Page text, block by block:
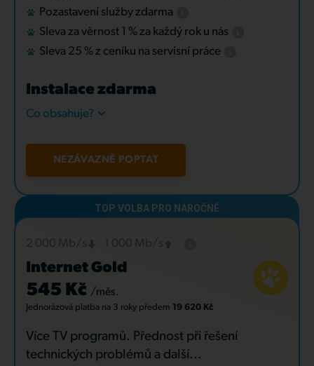
Pozastavení služby zdarma
Sleva za věrnost 1 % za každý rok u nás
Sleva 25 % z ceníku na servisní práce
Instalace zdarma
Co obsahuje?
NEZÁVAZNĚ POPTAT
Internet Gold
545 Kč /měs.
Jednorázová platba na 3 roky předem 19 620 Kč
Více TV programů. Přednost při řešení
technických problémů a další...